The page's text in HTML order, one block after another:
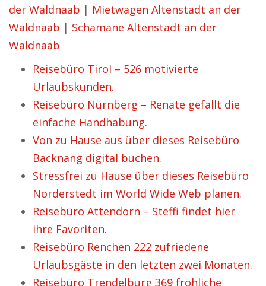
der Waldnaab | Mietwagen Altenstadt an der
Waldnaab | Schamane Altenstadt an der
Waldnaab
Reisebüro Tirol – 526 motivierte
Urlaubskunden.
Reisebüro Nürnberg – Renate gefällt die
einfache Handhabung.
Von zu Hause aus über dieses Reisebüro
Backnang digital buchen.
Stressfrei zu Hause über dieses Reisebüro
Norderstedt im World Wide Web planen.
Reisebüro Attendorn – Steffi findet hier
ihre Favoriten.
Reisebüro Renchen 222 zufriedene
Urlaubsgäste in den letzten zwei Monaten.
Reisebüro Trendelburg 369 fröhliche